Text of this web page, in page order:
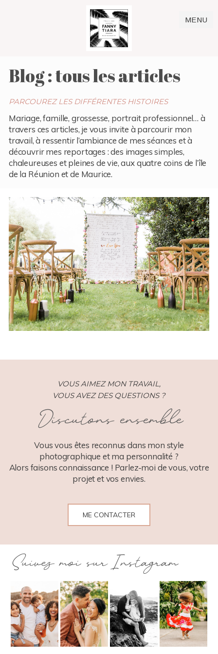
MENU
Blog : tous les articles
PARCOUREZ LES DIFFÉRENTES HISTOIRES
Mariage, famille, grossesse, portrait professionnel… à
travers ces articles, je vous invite à parcourir mon
travail, à ressentir l’ambiance de mes séances et à
découvrir mes reportages : des images simples,
chaleureuses et pleines de vie, aux quatre coins de l’île
de la Réunion et de Maurice.
Mariage – Sophie et Yoann –
Gard (30)
VOUS AIMEZ MON TRAVAIL,
VOUS AVEZ DES QUESTIONS ?
Discutons ensemble
Vous vous êtes reconnus dans mon style
photographique et ma personnalité ?
Alors faisons connaissance ! Parlez-moi de vous, votre
projet et vos envies.
ME CONTACTER
Suivez moi sur Instagram